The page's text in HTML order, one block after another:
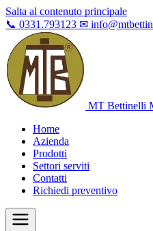
Salta al contenuto principale
📞 0331.793123 ✉
MT Bettinelli
Home
Azienda
Prodotti
Settori serviti
Contatti
Richiedi preventivo